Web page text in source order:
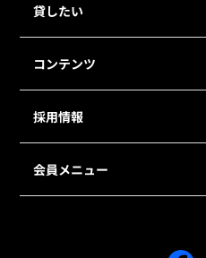
貸したい
コンテンツ
採用情報
会員メニュー